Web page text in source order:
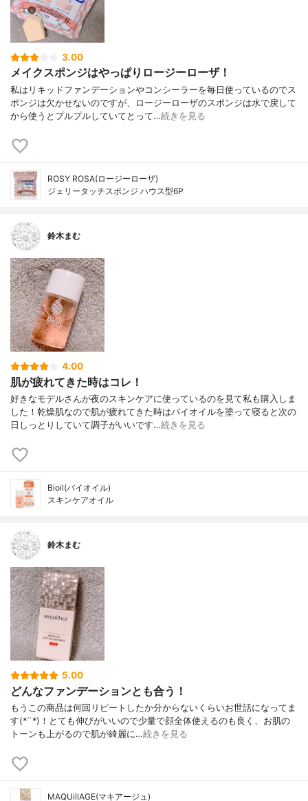
3.00
メイクスポンジはやっぱりロージーローザ！
私はリキッドファンデーションやコンシーラーを毎日使っているのでス
ポンジは欠かせないのですが、ロージーローザのスポンジは水で戻して
から使うとプルプルしていてとって…続きを見る
ROSY ROSA(ロージーローザ)
ジェリータッチスポンジ ハウス型6P
鈴木まむ
4.00
肌が疲れてきた時はコレ！
好きなモデルさんが夜のスキンケアに使っているのを見て私も購入しま
した！乾燥肌なので肌が疲れてきた時はバイオイルを塗って寝ると次の
日しっとりしていて調子がいいです…続きを見る
Bioil(バイオイル)
スキンケアオイル
鈴木まむ
5.00
どんなファンデーションとも合う！
もうこの商品は何回リピートしたか分からないくらいお世話になってま
す(*¨*)！とても伸びがいいので少量で顔全体使えるのも良く、お肌の
トーンも上がるので肌が綺麗に…続きを見る
MAQUillAGE(マキアージュ)